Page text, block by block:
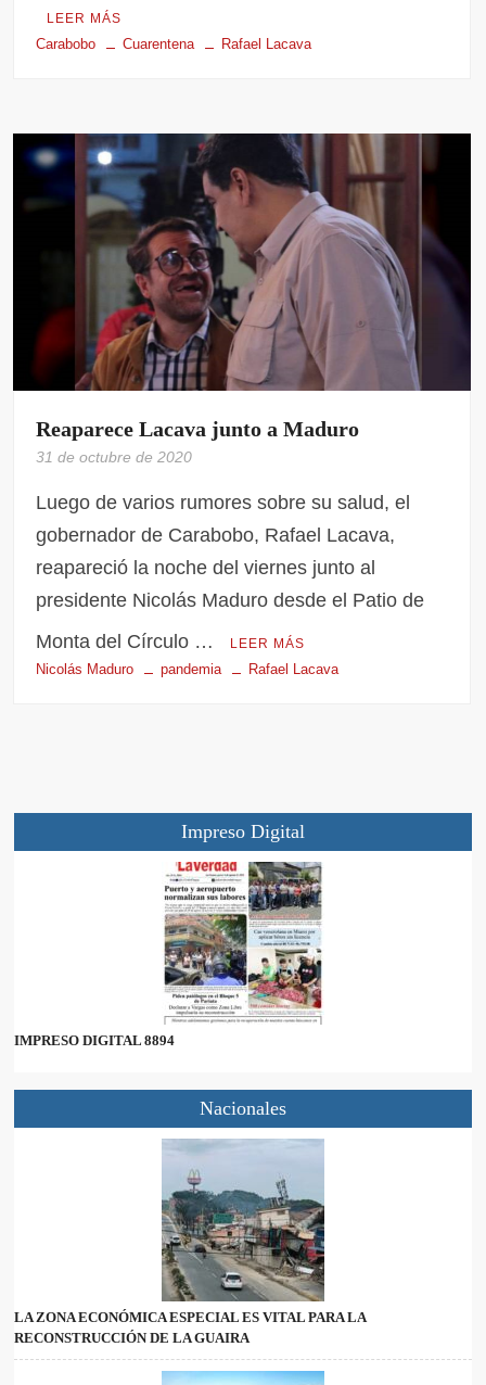
LEER MÁS
Carabobo Cuarentena Rafael Lacava
Reaparece Lacava junto a Maduro
31 de octubre de 2020
Luego de varios rumores sobre su salud, el
gobernador de Carabobo, Rafael Lacava,
reapareció la noche del viernes junto al
presidente Nicolás Maduro desde el Patio de
Monta del Círculo …
LEER MÁS
Nicolás Maduro pandemia Rafael Lacava
Impreso Digital
IMPRESO DIGITAL 8894
Nacionales
LA ZONA ECONÓMICA ESPECIAL ES VITAL PARA LA
RECONSTRUCCIÓN DE LA GUAIRA